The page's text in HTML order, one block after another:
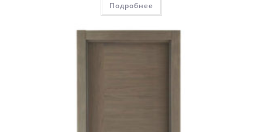
Подробнее